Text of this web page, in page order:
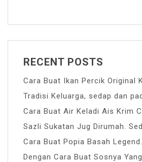
RECENT POSTS
Cara Buat Ikan Percik Original
Tradisi Keluarga, sedap dan
Cara Buat Air Keladi Ais Krim
Sazli Sukatan Jug Dirumah.
Cara Buat Popia Basah
Dengan Cara Buat Sosnya